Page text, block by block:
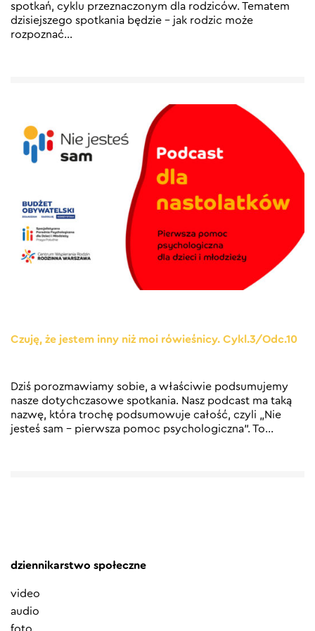
spotkań, cyklu przeznaczonym dla rodziców. Tematem
dzisiejszego spotkania będzie – jak rodzic może
rozpoznać…
Czuję, że jestem inny niż moi rówieśnicy. Cykl.3/Odc.10
Dziś porozmawiamy sobie, a właściwie podsumujemy
nasze dotychczasowe spotkania. Nasz podcast ma taką
nazwę, która trochę podsumowuje całość, czyli „Nie
jesteś sam – pierwsza pomoc psychologiczna”. To…
dziennikarstwo społeczne
video
audio
foto